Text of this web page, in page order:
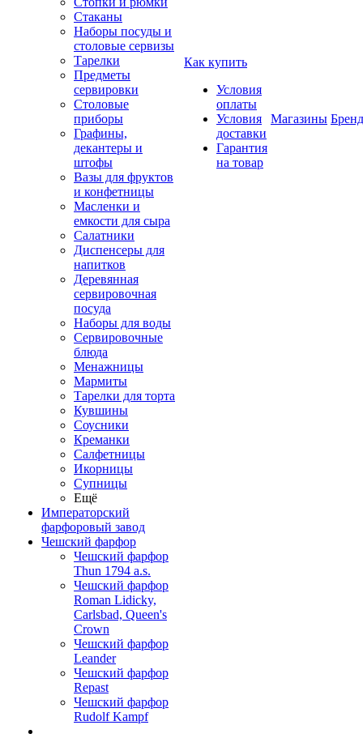
Стаканы
Наборы посуды и
столовые сервизы
Тарелки
Предметы
сервировки
Столовые
приборы
Графины,
декантеры и
штофы
Вазы для фруктов
и конфетницы
Масленки и
емкости для сыра
Салатники
Диспенсеры для
напитков
Деревянная
сервировочная
посуда
Наборы для воды
Сервировочные
блюда
Менажницы
Мармиты
Тарелки для торта
Кувшины
Соусники
Креманки
Салфетницы
Икорницы
Супницы
Ещё
Императорский
фарфоровый завод
Чешский фарфор
Чешский фарфор
Thun 1794 a.s.
Чешский фарфор
Roman Lidicky,
Carlsbad, Queen's
Crown
Чешский фарфор
Leander
Чешский фарфор
Repast
Чешский фарфор
Rudolf Kampf
Как купить
Условия
оплаты
Условия
доставки
Гарантия
на товар
Магазины